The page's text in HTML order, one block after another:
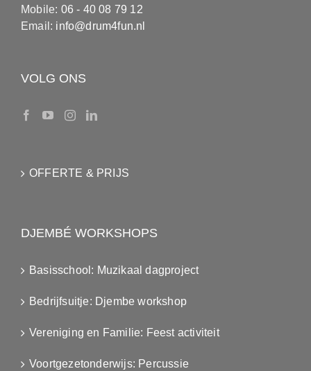
Mobile: 06 - 40 08 79 12
Email: info@drum4fun.nl
VOLG ONS
OFFERTE & PRIJS
DJEMBÉ WORKSHOPS
Basisschool: Muzikaal dagproject
Bedrijfsuitje: Djembe workshop
Vereniging en Familie: Feest activiteit
Voortgezetonderwijs: Percussie